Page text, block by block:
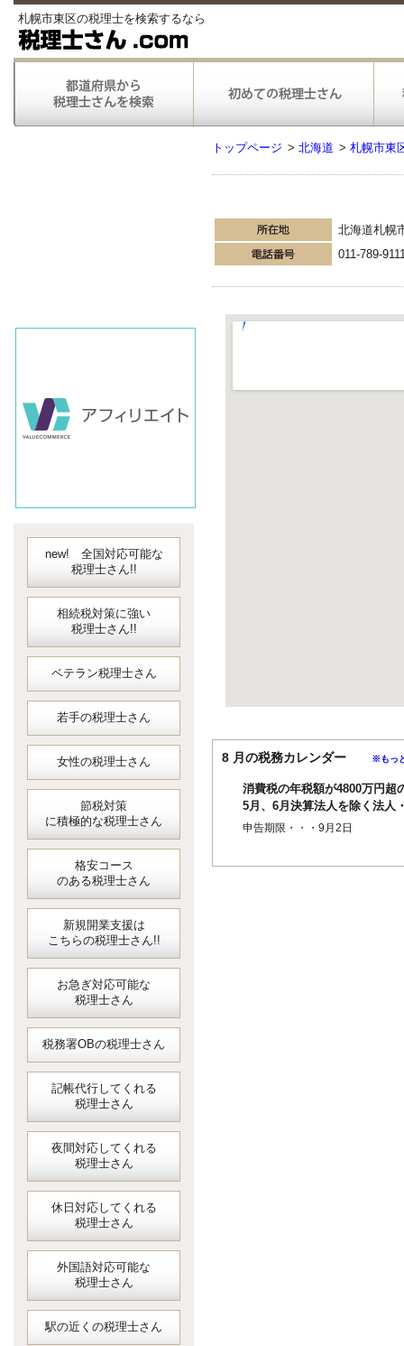
札幌市東区の税理士を検索するなら
new! 全国対応可能な
税理士さん!!
相続税対策に強い
税理士さん!!
ベテラン税理士さん
若手の税理士さん
女性の税理士さん
節税対策
に積極的な税理士さん
格安コース
のある税理士さん
新規開業支援は
こちらの税理士さん!!
お急ぎ対応可能な
税理士さん
税務署OBの税理士さん
記帳代行してくれる
税理士さん
夜間対応してくれる
税理士さん
休日対応してくれる
税理士さん
外国語対応可能な
税理士さん
駅の近くの税理士さん
トップページ > 北海道 > 札幌市東
北海道札幌
011-789-
8 月の税務カレンダー ※もっ
消費税の年税額が4800万円超
5月、6月決算法人を除く法人
個人事業者の1月ごとの中間申
申告期限・・・9月2日